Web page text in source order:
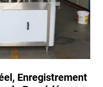
Enregistrement